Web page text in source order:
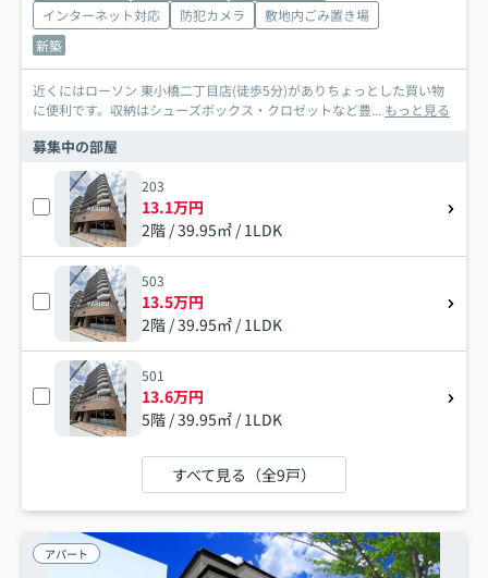
インターネット対応
防犯カメラ
敷地内ごみ置き場
新築
近くにはローソン 東小橋二丁目店(徒歩5分)がありちょっとした買い物
に便利です。収納はシューズボックス・クロゼットなど豊... もっと見る
募集中の部屋
203
13.1万円
2階 / 39.95㎡ / 1LDK
503
13.5万円
2階 / 39.95㎡ / 1LDK
501
13.6万円
5階 / 39.95㎡ / 1LDK
すべて見る（全9戸）
アパート